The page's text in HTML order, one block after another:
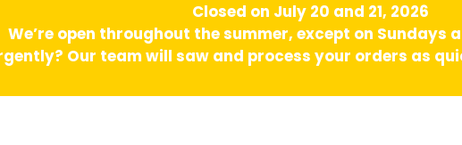
Closed on July 20 and 21, 2026
We’re open throughout the summer, except on Sundays
Our team will saw and process your orders as